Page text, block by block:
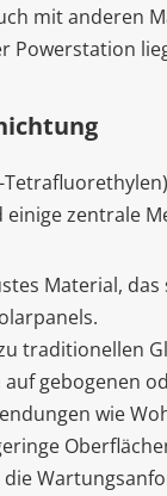
mit anderen
Powerstation
zentrale
Material, das
traditionellen
gebogenen
wie
die